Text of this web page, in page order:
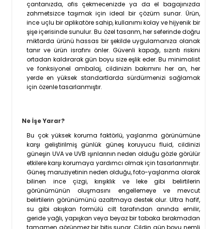
çantanızda, ofis çekmecenizde ya da el bagajınızda
zahmetsizce taşımak için ideal bir çözüm sunar. Ürün,
ince uçlu bir aplikatöre sahip, kullanımı kolay ve hijyenik bir
şişe içerisinde sunulur. Bu özel tasarım, her seferinde doğru
miktarda ürünü hassas bir şekilde uygulamanıza olanak
tanır ve ürün israfını önler. Güvenli kapağı, sızıntı riskini
ortadan kaldırarak gün boyu size eşlik eder. Bu minimalist
ve fonksiyonel ambalaj, cildinizin bakımını her an, her
yerde en yüksek standartlarda sürdürmenizi sağlamak
için özenle tasarlanmıştır.
Ne İşe Yarar?
Bu çok yüksek koruma faktörlü, yaşlanma görünümüne
karşı geliştirilmiş günlük güneş koruyucu fluid, cildinizi
güneşin UVA ve UVB ışınlarının neden olduğu gözle görülür
etkilere karşı korumaya yardımcı olmak için tasarlanmıştır.
Güneş maruziyetinin neden olduğu, foto-yaşlanma olarak
bilinen ince çizgi, kırışıklık ve leke gibi belirtilerin
görünümünün oluşmasını engellemeye ve mevcut
belirtilerin görünümünü azaltmaya destek olur. Ultra hafif,
su gibi akışkan formülü cilt tarafından anında emilir,
geride yağlı, yapışkan veya beyaz bir tabaka bırakmadan
tamamen görünmez bir bitiş sunar. Cildin gün boyu nemli